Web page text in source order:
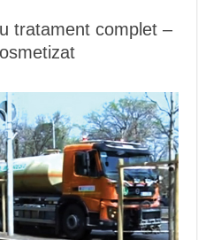
tratament complet –